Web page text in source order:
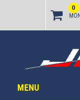
0
MENU